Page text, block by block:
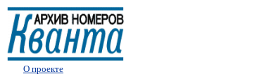
О проекте